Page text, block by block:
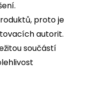
proto je
autorit.
součástí